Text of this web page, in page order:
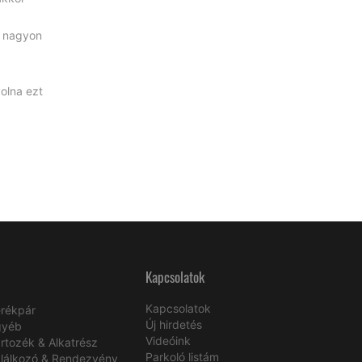
ezt
& Alkatrész
& Rendezvény
Kapcsolatok
Kapcsolatok
Új hirdetés
Videóink
Parkoló listám